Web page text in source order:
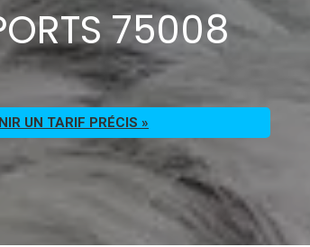
75008
UN TARIF PRÉCIS »